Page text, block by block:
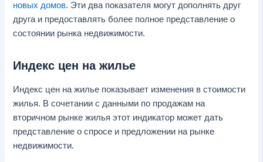
новых домов. Эти два показателя могут дополнять друг
друга и предоставлять более полное представление о
состоянии рынка недвижимости.
Индекс цен на жилье
Индекс цен на жилье показывает изменения в стоимости
жилья. В сочетании с данными по продажам на
вторичном рынке жилья этот индикатор может дать
представление о спросе и предложении на рынке
недвижимости.